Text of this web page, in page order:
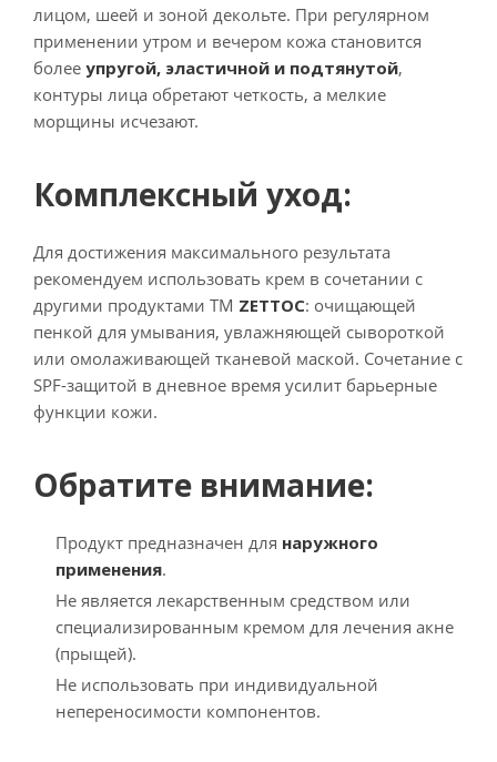
лицом, шеей и зоной декольте. При регулярном
применении утром и вечером кожа становится
более упругой, эластичной и подтянутой,
контуры лица обретают четкость, а мелкие
морщины исчезают.
Комплексный уход:
Для достижения максимального результата
рекомендуем использовать крем в сочетании с
другими продуктами ТМ ZETTOC: очищающей
пенкой для умывания, увлажняющей сывороткой
или омолаживающей тканевой маской. Сочетание с
SPF-защитой в дневное время усилит барьерные
функции кожи.
Обратите внимание:
Продукт предназначен для наружного
применения.
Не является лекарственным средством или
специализированным кремом для лечения акне
(прыщей).
Не использовать при индивидуальной
непереносимости компонентов.